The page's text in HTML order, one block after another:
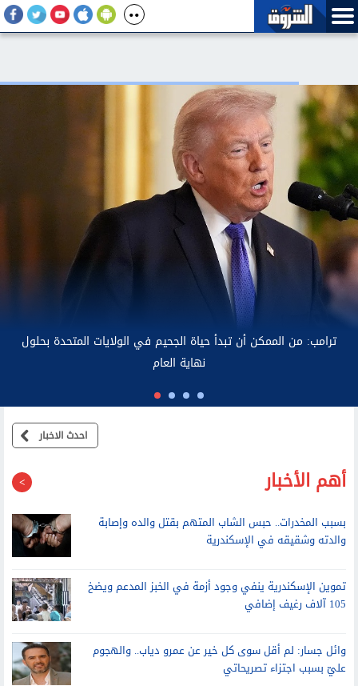
ترامب: نتحدث مع الإيرانيين وأفضّل التوصل إلى اتفاق لأنني لا أريد قتل
الناس
احدث الاخبار
أهم الأخبار
بسبب المخدرات.. حبس الشاب المتهم بقتل والده وإصابة
والدته وشقيقه في الإسكندرية
تموين الإسكندرية ينفي وجود أزمة في الخبز المدعم ويضخ
105 آلاف رغيف إضافي
وائل جسار: لم أقل سوى كل خير عن عمرو دياب.. والهجوم
عليّ بسبب اجتزاء تصريحاتي